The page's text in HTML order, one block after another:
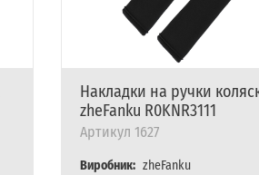
Накладки на ручки
zheFanku R0KNR3111
Артикул 1627
Виробник: zheFanku